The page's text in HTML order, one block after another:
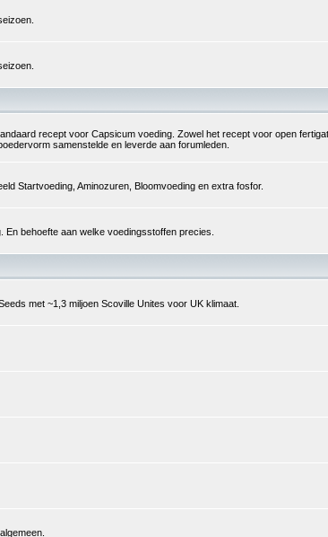
recept voor Capsicum voeding. Zowel het recept voor open
samenstelde en leverde aan forumleden.
Startvoeding, Aminozuren, Bloomvoeding en extra fosfor.
behoefte aan welke voedingsstoffen precies.
met ~1,3 miljoen Scoville Unites voor UK klimaat.